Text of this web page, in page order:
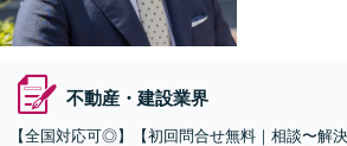
不動産・建設業界
【全国対応可◎】【初回問合せ無料｜相談〜解